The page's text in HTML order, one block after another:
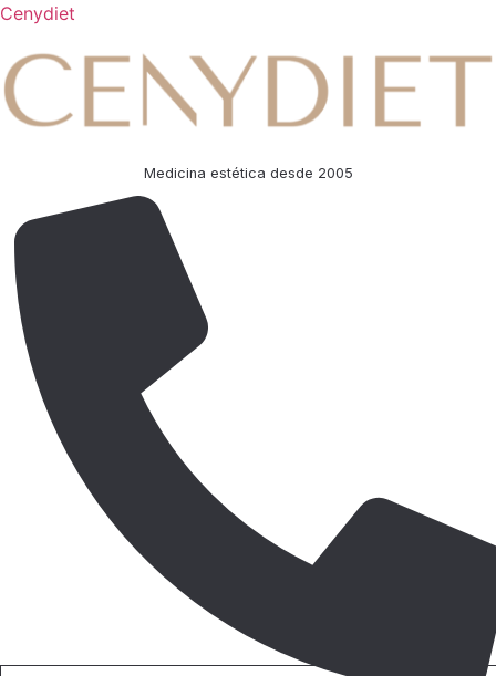
Cenydiet
Medicina estética desde 2005